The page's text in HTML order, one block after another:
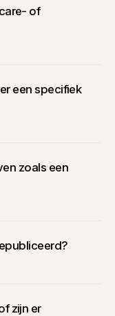
of
een specifiek
zoals een
zijn er